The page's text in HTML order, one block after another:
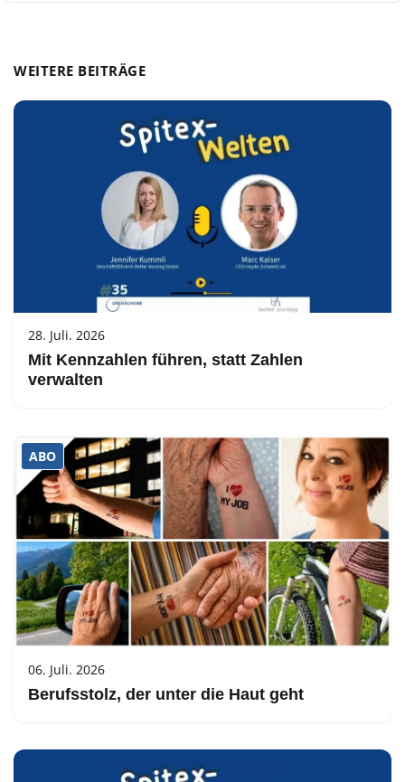
WEITERE BEITRÄGE
28. Juli. 2026
Mit Kennzahlen führen, statt Zahlen
verwalten
ABO
06. Juli. 2026
Berufsstolz, der unter die Haut geht